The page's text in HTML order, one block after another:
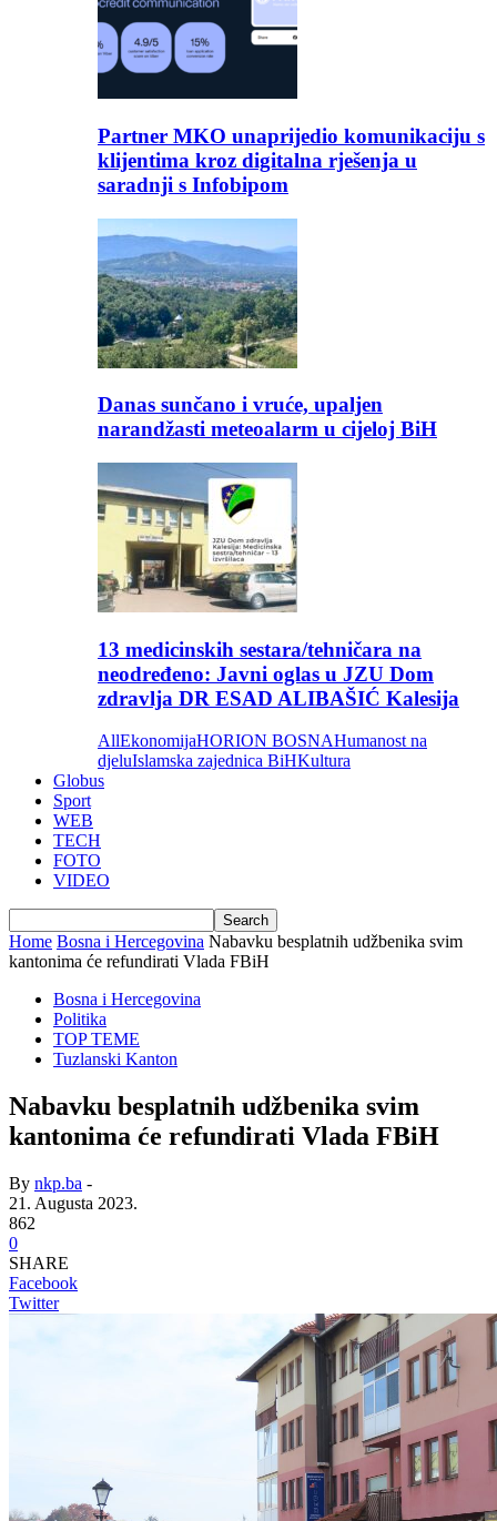
Partner MKO unaprijedio komunikaciju s
klijentima kroz digitalna rješenja u
saradnji s Infobipom
Danas sunčano i vruće, upaljen
narandžasti meteoalarm u cijeloj BiH
13 medicinskih sestara/tehničara na
neodređeno: Javni oglas u JZU Dom
zdravlja DR ESAD ALIBAŠIĆ Kalesija
AllEkonomijaHORION BOSNAHumanost na
djeluIslamska zajednica BiHKultura
Globus
Sport
WEB
TECH
FOTO
VIDEO
Home Bosna i Hercegovina Nabavku besplatnih udžbenika svim
kantonima će refundirati Vlada FBiH
Bosna i Hercegovina
Politika
TOP TEME
Tuzlanski Kanton
Nabavku besplatnih udžbenika svim
kantonima će refundirati Vlada FBiH
By nkp.ba -
21. Augusta 2023.
862
0
SHARE
Facebook
Twitter